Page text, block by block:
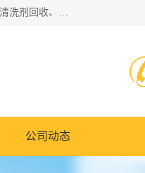
东莞市大岭山莞峰清洗剂经营部拥有的回收加工设备，大量废油回收、废清洗剂回收、废溶剂油回收、机械废油废清洗剂回收、废碳氢回收、碳氢液压油回收、碳氢二氯回收等废清洗剂处理；我们只是提供废旧化工原料的循环使用存放点，执行正规的存放，有正规的回收资质处理。同时我们公司批发零售回收级清洗剂，脱模油再生基础油，质量保证。
公司动态